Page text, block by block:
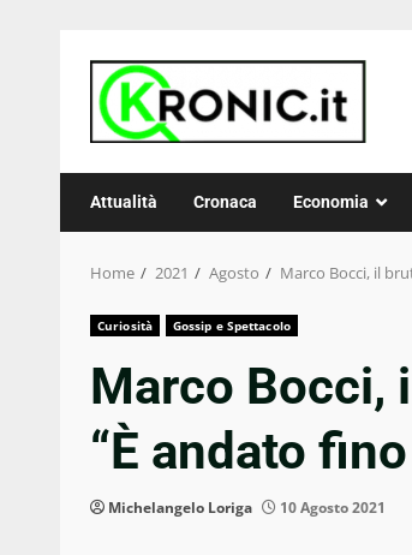
content
Attualità Cronaca Economia
Home 2021 Agosto Marco Bocci, il
Curiosità Gossip e Spettacolo
Marco Bocci,
“È andato
Michelangelo Loriga 10 Agosto 2021